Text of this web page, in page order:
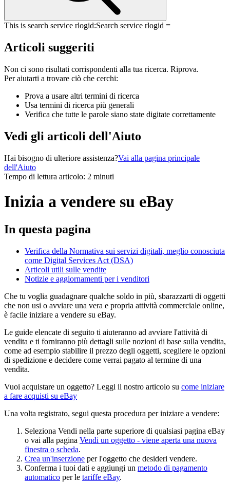
This is search service rlogid:Search service rlogid =
Articoli suggeriti
Non ci sono risultati corrispondenti alla tua ricerca. Riprova.
Per aiutarti a trovare ciò che cerchi:
Prova a usare altri termini di ricerca
Usa termini di ricerca più generali
Verifica che tutte le parole siano state digitate correttamente
Vedi gli articoli dell'Aiuto
Hai bisogno di ulteriore assistenza?Vai alla pagina principale
dell'Aiuto
Tempo di lettura articolo: 2 minuti
Inizia a vendere su eBay
In questa pagina
Verifica della Normativa sui servizi digitali, meglio conosciuta
come Digital Services Act (DSA)
Articoli utili sulle vendite
Notizie e aggiornamenti per i venditori
Che tu voglia guadagnare qualche soldo in più, sbarazzarti di oggetti
che non usi o avviare una vera e propria attività commerciale online,
è facile iniziare a vendere su eBay.
Le guide elencate di seguito ti aiuteranno ad avviare l'attività di
vendita e ti forniranno più dettagli sulle nozioni di base sulla vendita,
come ad esempio stabilire il prezzo degli oggetti, scegliere le opzioni
di spedizione e decidere come verrai pagato al termine di una
vendita.
Vuoi acquistare un oggetto? Leggi il nostro articolo su come iniziare
a fare acquisti su eBay
Una volta registrato, segui questa procedura per iniziare a vendere:
Seleziona Vendi nella parte superiore di qualsiasi pagina eBay
o vai alla pagina Vendi un oggetto - viene aperta una nuova
finestra o scheda.
Crea un'inserzione per l'oggetto che desideri vendere.
Conferma i tuoi dati e aggiungi un metodo di pagamento
automatico per le tariffe eBay.